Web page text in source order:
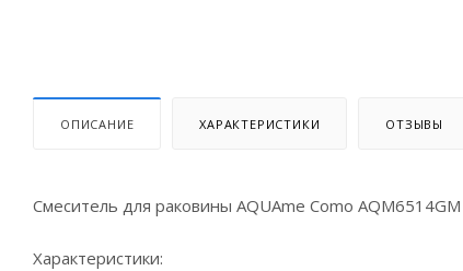
ОПИСАНИЕ ХАРАКТЕРИСТИКИ ОТЗЫВЫ
Смеситель для раковины AQUAme Como
Характеристики: